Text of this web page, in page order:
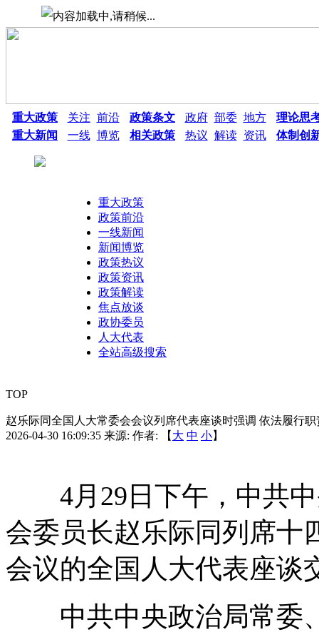
重大政策 关注 前沿 政策条文 政府 部委 地方
理论思
重大新闻
一线 博览 相关政策 热议 解读 资讯 体制创
重大政策
政策前沿
一线新闻
新闻博览
政策热议
政策资讯
政策解读
焦点放谈
政协委员
人大代表
全站高级搜索
TOP
赵乐际同全国人大常委会会议列席代表座谈时强调 依法履行
2026-04-30 16:09:35 来源: 作者: 【 大 中 小】
4月29日下午，中共中
会委员长赵乐际同列席十
会议的全国人大代表座谈
中共中央政治局常委